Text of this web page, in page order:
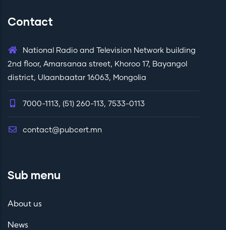
Contact
National Radio and Television Network building
2nd floor, Amarsanaa street, Khoroo 17, Bayangol
district, Ulaanbaatar 16063, Mongolia
7000-1113, (51) 260-113, 7533-0113
contact@pubcert.mn
Sub menu
About us
News